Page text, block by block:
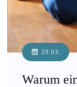
20.03.
Warum